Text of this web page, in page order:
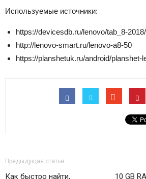
Используемые источники:
https://devicesdb.ru/lenovo/tab_8-2018/
http://lenovo-smart.ru/lenovo-a8-50
https://planshetuk.ru/android/planshet-
Предыдущая статья
Как быстро найти,
10 GB